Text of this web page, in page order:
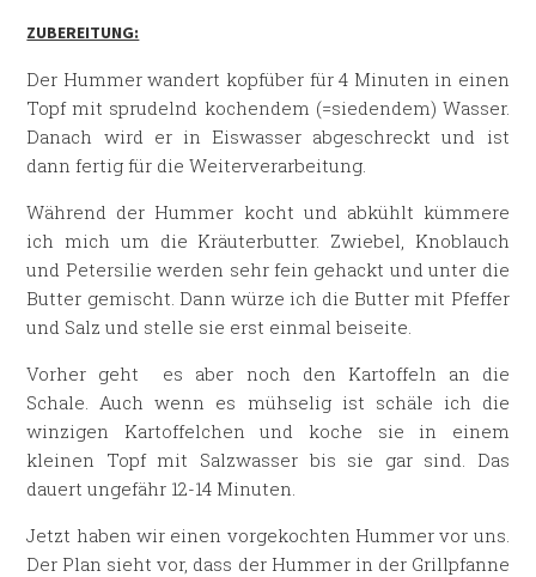
ZUBEREITUNG:
Der Hummer wandert kopfüber für 4 Minuten in einen
Topf mit sprudelnd kochendem (=siedendem) Wasser.
Danach wird er in Eiswasser abgeschreckt und ist
dann fertig für die Weiterverarbeitung.
Während der Hummer kocht und abkühlt kümmere
ich mich um die Kräuterbutter. Zwiebel, Knoblauch
und Petersilie werden sehr fein gehackt und unter die
Butter gemischt. Dann würze ich die Butter mit Pfeffer
und Salz und stelle sie erst einmal beiseite.
Vorher geht es aber noch den Kartoffeln an die
Schale. Auch wenn es mühselig ist schäle ich die
winzigen Kartoffelchen und koche sie in einem
kleinen Topf mit Salzwasser bis sie gar sind. Das
dauert ungefähr 12-14 Minuten.
Jetzt haben wir einen vorgekochten Hummer vor uns.
Der Plan sieht vor, dass der Hummer in der Grillpfanne